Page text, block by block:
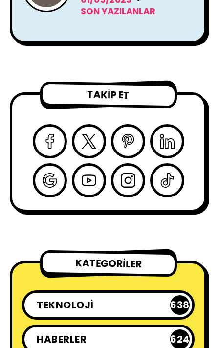
SON YAZILANLAR
TAKIP ET
KATEGORILER
TEKNOLOJI 638
HABERLER 624